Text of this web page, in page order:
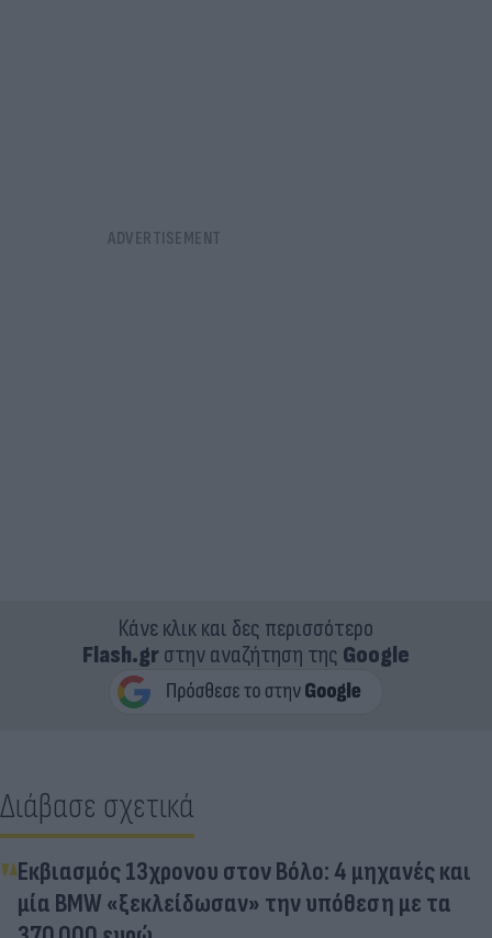
Κάνε κλικ και δες περισσότερο
Flash.grστην αναζήτηση της Google
Διάβασε σχετικά
Εκβιασμός 13χρονου στον Βόλο: 4 μηχανές και
μία BMW «ξεκλείδωσαν» την υπόθεση με τα